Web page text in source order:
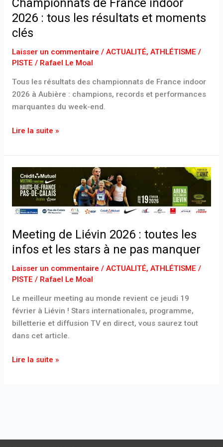
Championnats de France indoor
2026 : tous les résultats et moments
clés
Laisser un commentaire / ACTUALITÉ, ATHLÉTISME /
PISTE/ Rafael Le Moal
Tous les résultats des championnats de France indoor
2026 à Aubière : champions, records et performances
marquantes du week-end.
Lire la suite »
Meeting de Liévin 2026 : toutes les
infos et les stars à ne pas manquer
Laisser un commentaire / ACTUALITÉ, ATHLÉTISME /
PISTE/ Rafael Le Moal
Le meilleur meeting au monde revient ce jeudi 19
février à Liévin ! Stars internationales, programme,
billetterie et diffusion TV en direct, vous saurez tout
dans cet article.
Meeting
de
Liévin
2026
toutes
les
et
les
stars
à
ne
pas
Lire la suite »